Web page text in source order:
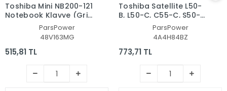
Toshiba Mini NB200-121
Notebook Klavye (Gri
ParsPower
48V163MG
515,81 TL
Toshiba Satellite L50-
B, L50-C, C55-C, S50-B,
C70-C, L70-C Serisi
Uyumlu Notebook
Klavye Işıklı (Beyaz TR)
ParsPower
4A4H84BZ
773,71 TL